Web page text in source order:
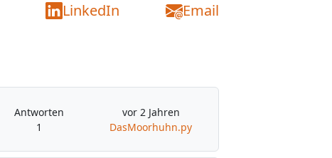
LinkedIn Email
Antworten
1
vor 2 Jahren
DasMoorhuhn.py